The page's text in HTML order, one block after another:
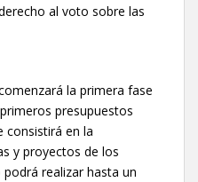
al voto sobre las
la primera fase
presupuestos
consistirá en la
y proyectos de los
realizar hasta un